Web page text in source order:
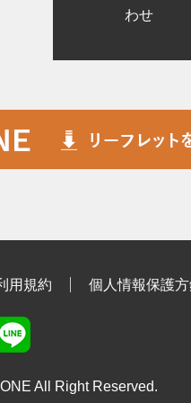
わせ
用規約 個人情報保護
All Right Reserved.